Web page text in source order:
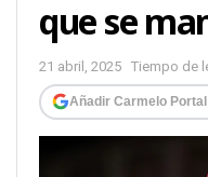
que se
21 abril, 2025 Tiempo de
Añadir Carmelo Portal